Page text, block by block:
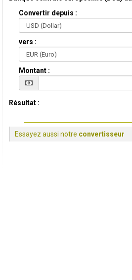
Convertir depuis :
vers :
Montant :
Résultat :
Essayez aussi notre convertisseur